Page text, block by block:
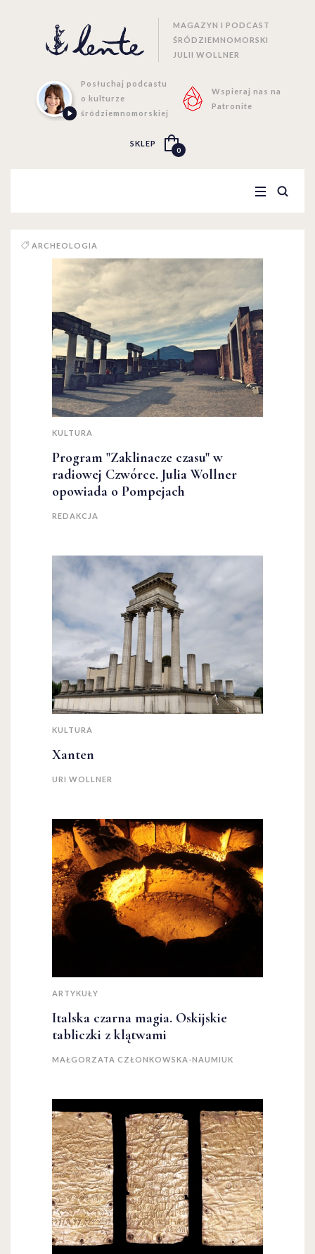
MAGAZYN I PODCAST
ŚRÓDZIEMNOMORSKI
JULII WOLLNER
Posłuchaj podcastu
o kulturze
śródziemnomorskiej
Wspieraj nas na
Patronite
SKLEP
0
ARCHEOLOGIA
KULTURA
Program "Zaklinacze czasu" w
radiowej Czwórce. Julia Wollner
opowiada o Pompejach
REDAKCJA
KULTURA
Xanten
URI WOLLNER
ARTYKUŁY
Italska czarna magia. Oskijskie
tabliczki z klątwami
MAŁGORZATA CZŁONKOWSKA-NAUMIUK